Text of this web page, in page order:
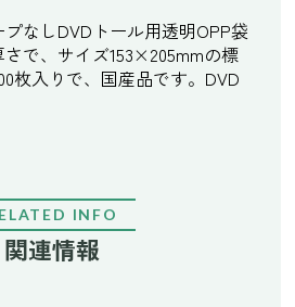
なしDVDトール用透明OPP袋
で、サイズ153×205mmの標
枚入りで、国産品です。DVD
INFO
関連情報